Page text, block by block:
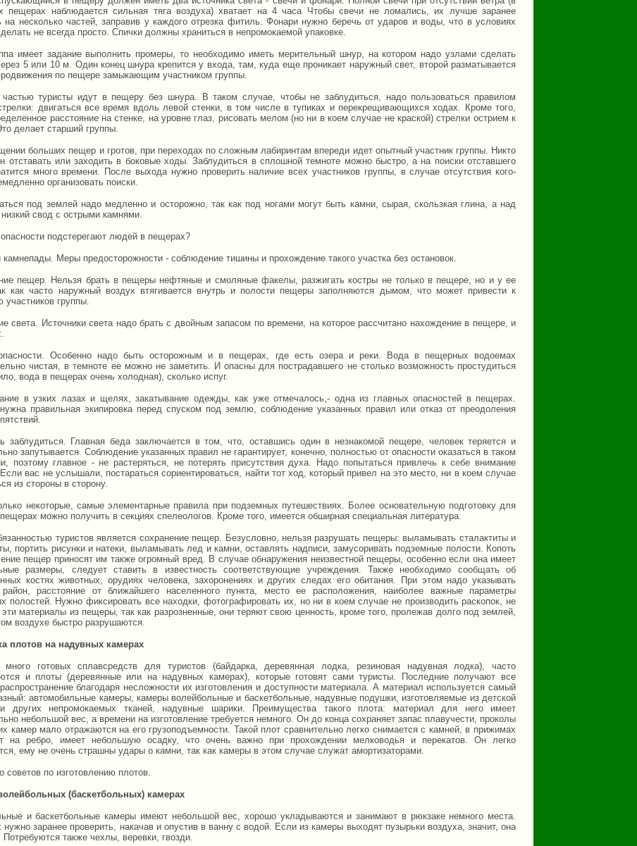
пещерах наблюдается сильная тяга воздуха) хватает на 4 часа Чтобы свечи не ломались, их лучше заранее
на несколько частей, заправив у каждого отрезка фитиль. Фонари нужно беречь от ударов и воды, что в условиях
не всегда просто. Спички должны храниться в непромокаемой упаковке.
имеет задание выполнить промеры, то необходимо иметь мерительный шнур, на котором надо узлами сделать
5 или 10 м. Один конец шнура крепится у входа, там, куда еще проникает наружный свет, второй разматывается
по пещере замыкающим участником группы.
туристы идут в пещеру без шнура. В таком случае, чтобы не заблудиться, надо пользоваться правилом
двигаться все время вдоль левой стенки, в том числе в тупиках и перекрещивающихся ходах. Кроме того,
расстояние на стенке, на уровне глаз, рисовать мелом (но ни в коем случае не краской) стрелки острием к
делает старший группы.
больших пещер и гротов, при переходах по сложным лабиринтам впереди идет опытный участник группы. Никто
отставать или заходить в боковые ходы. Заблудиться в сплошной темноте можно быстро, а на поиски отставшего
много времени. После выхода нужно проверить наличие всех участников группы, в случае отсутствия кого-
организовать поиски.
под землей надо медленно и осторожно, так как под ногами могут быть камни, сырая, скользкая глина, а над
низкий свод с острыми камнями.
подстерегают людей в пещерах?
Меры предосторожности - соблюдение тишины и прохождение такого участка без остановок.
пещер. Нельзя брать в пещеры нефтяные и смоляные факелы, разжигать костры не только в пещере, но и у ее
как часто наружный воздух втягивается внутрь и полости пещеры заполняются дымом, что может привести к
группы.
света. Источники света надо брать с двойным запасом по времени, на которое рассчитано нахождение в пещере, и
Особенно надо быть осторожным и в пещерах, где есть озера и реки. Вода в пещерных водоемах
чистая, в темноте ее можно не заметить. И опасны для пострадавшего не столько возможность простудиться
вода в пещерах очень холодная), сколько испуг.
в узких лазах и щелях, закатывание одежды, как уже отмечалось,- одна из главных опасностей в пещерах.
правильная экипировка перед спуском под землю, соблюдение указанных правил или отказ от преодоления
заблудиться. Главная беда заключается в том, что, оставшись один в незнакомой пещере, человек теряется и
запутывается. Соблюдение указанных правил не гарантирует, конечно, полностью от опасности оказаться в таком
поэтому главное - не растеряться, не потерять присутствия духа. Надо попытаться привлечь к себе внимание
вас не услышали, постараться сориентироваться, найти тот ход, который привел на это место, ни в коем случае
из стороны в сторону.
некоторые, самые элементарные правила при подземных путешествиях. Более основательную подготовку для
можно получить в секциях спелеологов. Кроме того, имеется обширная специальная литература.
туристов является сохранение пещер. Безусловно, нельзя разрушать пещеры: выламывать сталактиты и
портить рисунки и натеки, выламывать лед и камни, оставлять надписи, замусоривать подземные полости. Копоть
пещер приносят им также огромный вред. В случае обнаружения неизвестной пещеры, особенно если она имеет
размеры, следует ставить в известность соответствующие учреждения. Также необходимо сообщать об
костях животных, орудиях человека, захоронениях и других следах его обитания. При этом надо указывать
район, расстояние от ближайшего населенного пункта, место ее расположения, наиболее важные параметры
полостей. Нужно фиксировать все находки, фотографировать их, но ни в коем случае не производить раскопок, не
эти материалы из пещеры, так как разрозненные, они теряют свою ценность, кроме того, пролежав долго под землей,
воздухе быстро разрушаются.
плотов на надувных камерах
много готовых сплавсредств для туристов (байдарка, деревянная лодка, резиновая надувная лодка), часто
и плоты (деревянные или на надувных камерах), которые готовят сами туристы. Последние получают все
благодаря несложности их изготовления и доступности материала. А материал используется самый
автомобильные камеры, камеры волейбольные и баскетбольные, надувные подушки, изготовляемые из детской
других непромокаемых тканей, надувные шарики. Преимущества такого плота: материал для него имеет
небольшой вес, а времени на изготовление требуется немного. Он до конца сохраняет запас плавучести, проколы
камер мало отражаются на его грузо­подъемности. Такой плот сравнительно легко снимается с камней, в прижимах
на ребро, имеет небольшую осадку, что очень важно при прохождении мелководья и перекатов. Он легко
ему не очень страшны удары о камни, так как камеры в этом случае служат амортизаторами.
советов по изготовлению плотов.
(баскетбольных) камерах
и баскетбольные камеры имеют небольшой вес, хорошо укладываются и занимают в рюкзаке немного места.
нужно заранее проверить, накачав и опустив в ванну с водой. Если из камеры выходят пузырьки воздуха, значит, она
Потребуются также чехлы, веревки, гвозди.